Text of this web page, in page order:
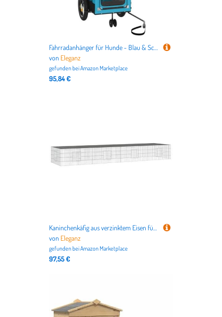
Fahrradanhänger für Hunde - Blau & Schwarz aus Oxford-Gewebe & Eisen - Leicht & Langlebig für sichere Ausflüge mit Ihrem Hund
von Eleganz
gefunden beiAmazon Marketplace
95,84 €
Kaninchenkäfig aus verzinktem Eisen für Kleintiere | 4 Paneele | 433x109x54 cm | Langlebig & Sicher für Innen- & Außenbereich | Ideal für Kaninchen & Meerschweinchen
von Eleganz
gefunden beiAmazon Marketplace
97,55 €